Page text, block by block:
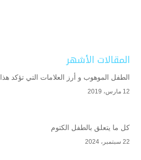
المقالات الأشهر
الطفل الموهوب و أرز العلامات التي تؤكد هذا
12 مارس، 2019
كل ما يتعلق بالطفل الكتوم
22 سبتمبر، 2024